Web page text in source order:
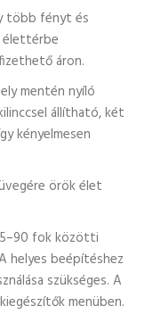
több fényt és
áron.
mentén nyíló
állítható, két
kényelmesen
örök élet
fok közötti
helyes beépítéshez
szükséges. A
menüben.